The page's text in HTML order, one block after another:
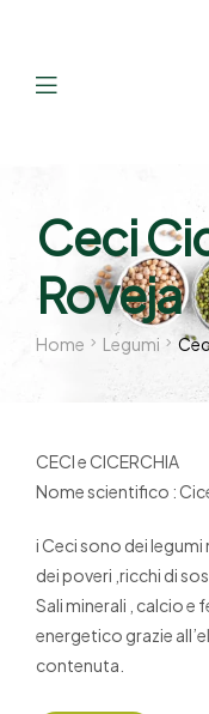
Ceci
Roveja
Home Legumi
CECI e CICERCHIA
Nome scientifico :
i Ceci sono dei
dei poveri ,ricchi di
Sali minerali , calcio e
energetico grazie
contenuta.